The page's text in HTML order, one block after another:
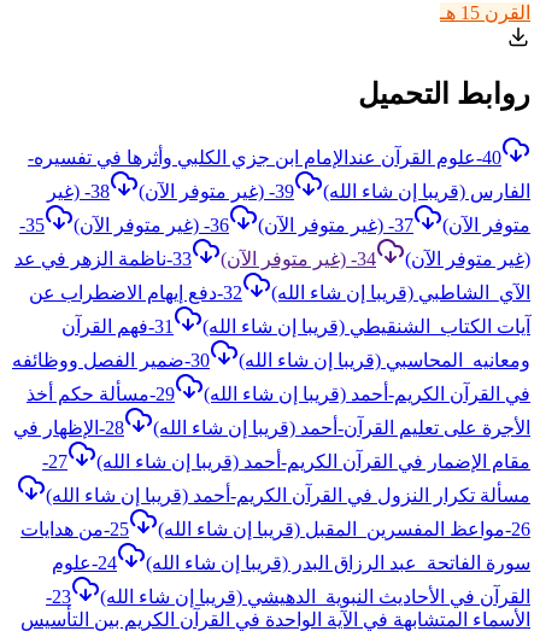
القرن 15 هـ
روابط التحميل
40-علوم القرآن عندالإمام ابن جزي الكلبي وأثرها في تفسيره-
الفارس (قريبا إن شاء الله)
39- (غير متوفر الآن)
38- (غير
متوفر الآن)
37- (غير متوفر الآن) 36- (غير متوفر الآن)
35-
(غير متوفر الآن)
34- (غير متوفر الآن)
33-ناظمة الزهر في عد
الآي_الشاطبي (قريبا إن شاء الله)
32-دفع إيهام الاضطراب عن
آيات الكتاب_الشنقيطي (قريبا إن شاء الله)
31-فهم القرآن
ومعانيه_المحاسبي (قريبا إن شاء الله)
30-ضمير الفصل ووظائفه
في القرآن الكريم-أحمد (قريبا إن شاء الله)
29-مسألة حكم أخذ
الأجرة على تعليم القرآن-أحمد (قريبا إن شاء الله)
28-الإظهار في
مقام الإضمار في القرآن الكريم-أحمد (قريبا إن شاء الله)
27-
مسألة تكرار النزول في القرآن الكريم-أحمد (قريبا إن شاء الله)
26-مواعظ المفسرين_المقبل (قريبا إن شاء الله)
25-من هدايات
سورة الفاتحة_عبد الرزاق البدر (قريبا إن شاء الله)
24-علوم
القرآن في الأحاديث النبوية_الدهيشي (قريبا إن شاء الله)
23-
الأسماء المتشابهة في الآية الواحدة في القرآن الكريم بين التأسيس